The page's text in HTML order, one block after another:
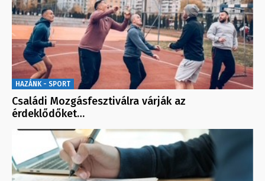
HAZÁNK - SPORT
Családi Mozgásfesztiválra várják az
érdeklődőket…